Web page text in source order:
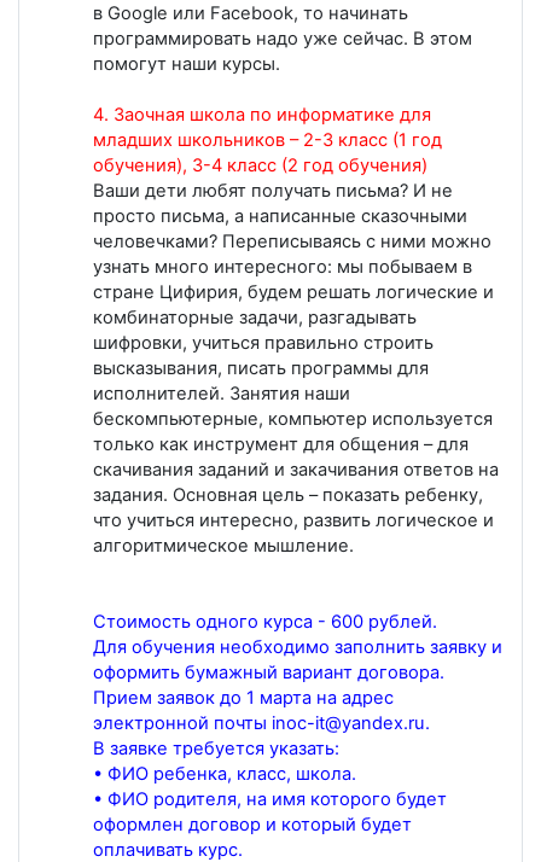
в Google или Facebook, то начинать
программировать надо уже сейчас. В этом
помогут наши курсы.
4. Заочная школа по информатике для
младших школьников – 2-3 класс (1 год
обучения), 3-4 класс (2 год обучения)
Ваши дети любят получать письма? И не
просто письма, а написанные сказочными
человечками? Переписываясь с ними можно
узнать много интересного: мы побываем в
стране Цифирия, будем решать логические и
комбинаторные задачи, разгадывать
шифровки, учиться правильно строить
высказывания, писать программы для
исполнителей. Занятия наши
бескомпьютерные, компьютер используется
только как инструмент для общения – для
скачивания заданий и закачивания ответов на
задания. Основная цель – показать ребенку,
что учиться интересно, развить логическое и
алгоритмическое мышление.
Стоимость одного курса - 600 рублей.
Для обучения необходимо заполнить заявку и
оформить бумажный вариант договора.
Прием заявок до 1 марта на адрес
электронной почты inoc-it@yandex.ru.
В заявке требуется указать:
• ФИО ребенка, класс, школа.
• ФИО родителя, на имя которого будет
оформлен договор и который будет
оплачивать курс.